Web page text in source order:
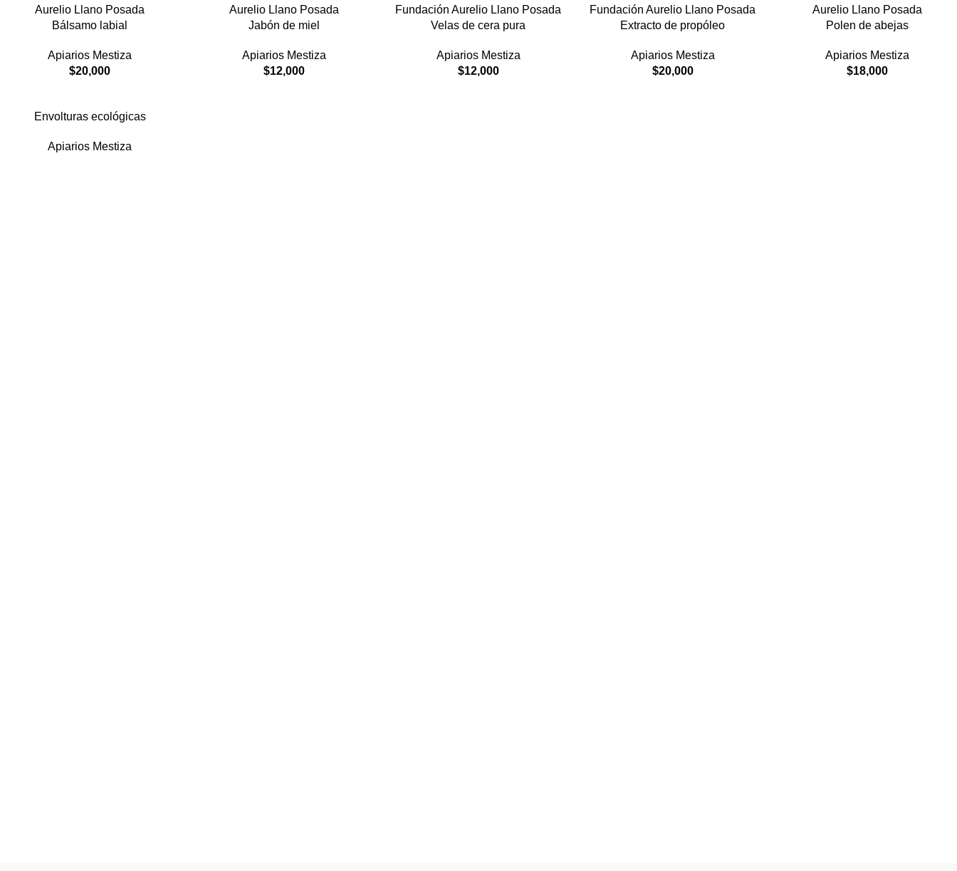
Bálsamo labial
Apiarios Mestiza
$20,000
Jabón de miel
Apiarios Mestiza
$12,000
Velas de cera pura
Apiarios Mestiza
$12,000
Extracto de propóleo
Apiarios Mestiza
$20,000
Polen de abejas
Apiarios Mestiza
$18,000
Envolturas ecológicas
Apiarios Mestiza